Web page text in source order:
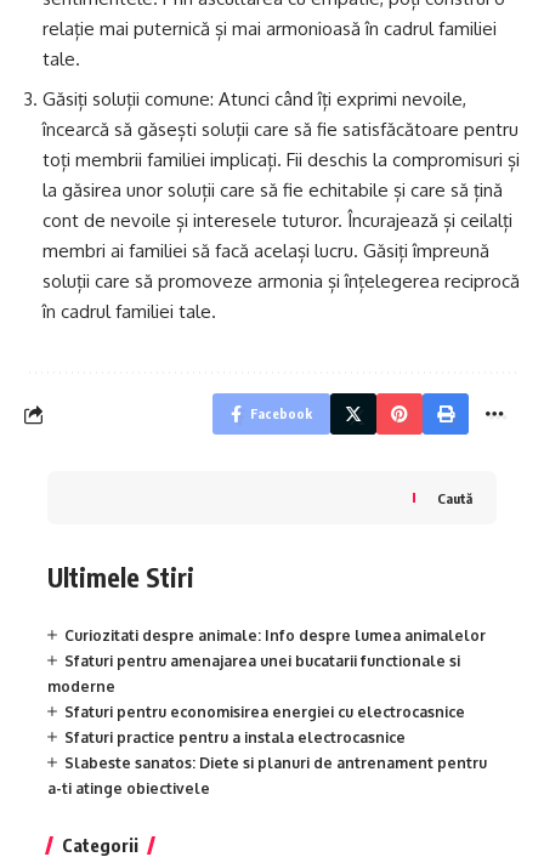
relație mai puternică și mai armonioasă în cadrul familiei
tale.
Găsiți soluții comune: Atunci când îți exprimi nevoile,
încearcă să găsești soluții care să fie satisfăcătoare pentru
toți membrii familiei implicați. Fii deschis la compromisuri și
la găsirea unor soluții care să fie echitabile și care să țină
cont de nevoile și interesele tuturor. Încurajează și ceilalți
membri ai familiei să facă același lucru. Găsiți împreună
soluții care să promoveze armonia și înțelegerea reciprocă
în cadrul familiei tale.
Facebook
Caută
Ultimele Stiri
Curiozitati despre animale: Info despre lumea animalelor
Sfaturi pentru amenajarea unei bucatarii functionale si
moderne
Sfaturi pentru economisirea energiei cu electrocasnice
Sfaturi practice pentru a instala electrocasnice
Slabeste sanatos: Diete si planuri de antrenament pentru
a-ti atinge obiectivele
Categorii